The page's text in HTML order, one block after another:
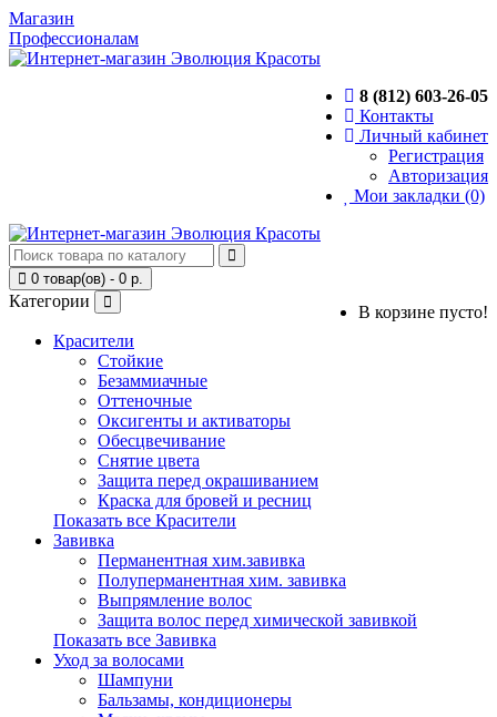
Магазин
Профессионалам
8 (812) 603-26-05
Контакты
Личный кабинет
Регистрация
Авторизация
Мои закладки (0)
0 товар(ов) - 0 р.
В корзине пусто!
Категории
Красители
Стойкие
Безаммиачные
Оттеночные
Оксигенты и активаторы
Обесцвечивание
Снятие цвета
Защита перед окрашиванием
Краска для бровей и ресниц
Показать все Красители
Завивка
Перманентная хим.завивка
Полуперманентная хим. завивка
Выпрямление волос
Защита волос перед химической завивкой
Показать все Завивка
Уход за волосами
Шампуни
Бальзамы, кондиционеры